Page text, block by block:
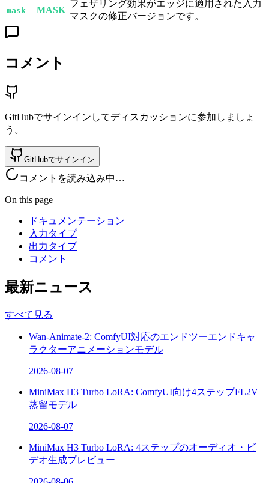
mask MASK
フェザリング効果がエッジに適用された入力
マスクの修正バージョンです。
コメント
GitHubでサインインしてディスカッションに参加しましょ
う。
GitHubでサインイン
コメントを読み込み中…
On this page
ドキュメンテーション
入力タイプ
出力タイプ
コメント
最新ニュース
すべて見る
Wan-Animate-2: ComfyUI対応のエンドツーエンドキャ
ラクターアニメーションモデル
2026-08-07
MiniMax H3 Turbo LoRA: ComfyUI向け4ステップFL2V
蒸留モデル
2026-08-07
MiniMax H3 Turbo LoRA: 4ステップのオーディオ・ビ
デオ生成プレビュー